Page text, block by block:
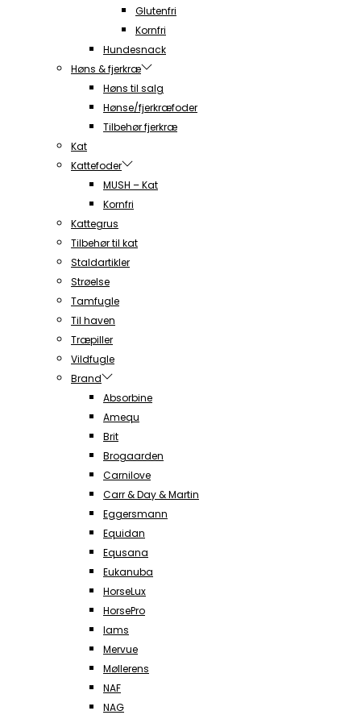
Glutenfri
Kornfri
Hundesnack
Høns & fjerkræ
Høns til salg
Hønse/fjerkræfoder
Tilbehør fjerkræ
Kat
Kattefoder
MUSH – Kat
Kornfri
Kattegrus
Tilbehør til kat
Staldartikler
Strøelse
Tamfugle
Til haven
Træpiller
Vildfugle
Brand
Absorbine
Amequ
Brit
Brogaarden
Carnilove
Carr & Day & Martin
Eggersmann
Equidan
Equsana
Eukanuba
HorseLux
HorsePro
Iams
Mervue
Møllerens
NAF
NAG